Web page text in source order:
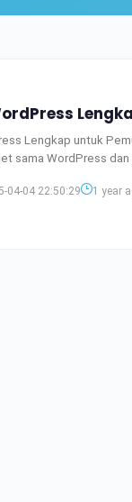
Lengkap untuk
sama WordPress dan
04-04 22:50:29 1 year